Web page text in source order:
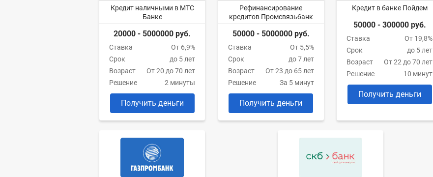
Кредит наличными в МТС
Банке
20000 - 5000000 руб.
Ставка
От 6,9%
Срок
до 5 лет
Возраст
От 20 до 70 лет
Решение
2 минуты
Получить деньги
Рефинансирование
кредитов Промсвязьбанк
50000 - 5000000 руб.
Ставка
От 5,5%
Срок
до 7 лет
Возраст
От 23 до 65 лет
Решение
За 5 минут
Получить деньги
Кредит в банке Пойдем
50000 - 300000 руб.
Ставка
От 19,8%
Срок
до 5 лет
Возраст
От 22 до 70 лет
Решение
10 минут
Получить деньги